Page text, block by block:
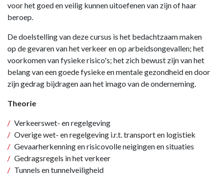
voor het goed en veilig kunnen uitoefenen van zijn of haar
beroep.
De doelstelling van deze cursus is het bedachtzaam maken
op de gevaren van het verkeer en op arbeidsongevallen; het
voorkomen van fysieke risico's; het zich bewust zijn van het
belang van een goede fysieke en mentale gezondheid en door
zijn gedrag bijdragen aan het imago van de onderneming.
Theorie
Verkeerswet- en regelgeving
Overige wet- en regelgeving i.r.t. transport en logistiek
Gevaarherkenning en risicovolle neigingen en situaties
Gedragsregels in het verkeer
Tunnels en tunnelveiligheid